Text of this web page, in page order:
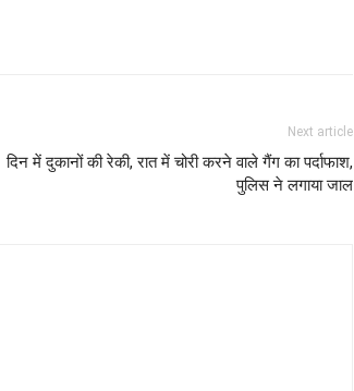
Next article
दिन में दुकानों की रेकी, रात में चोरी करने वाले गैंग का पर्दाफाश,
पुलिस ने लगाया जाल